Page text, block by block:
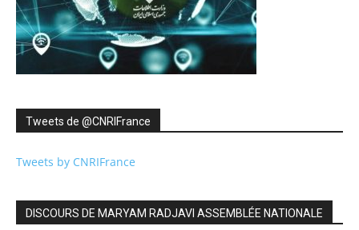
Tweets de ‎@CNRIFrance
Tweets by CNRIFrance
DISCOURS DE MARYAM RADJAVI ASSEMBLÉE NATIONALE